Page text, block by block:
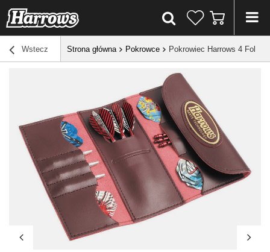
Wstecz Strona główna Pokrowce Pokrowiec Harrows 4 Fold